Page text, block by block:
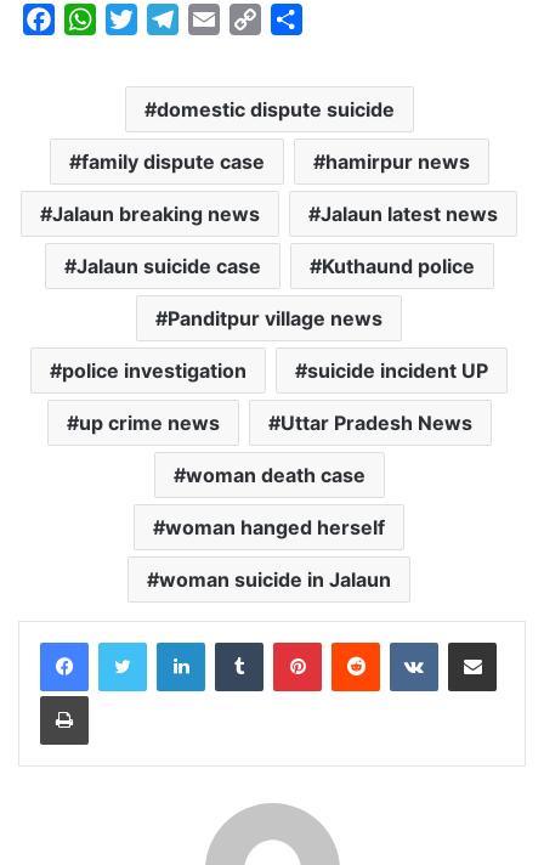
b
o
o
k
W
s
A
p
p
i
t
e
r
l
e
g
r
a
m
a
i
l
p
y
L
i
k
a
r
e
domestic dispute suicide
family dispute case hamirpur news
Jalaun breaking news Jalaun latest news
Jalaun suicide case Kuthaund police
Panditpur village news
police investigation suicide incident UP
up crime news Uttar Pradesh News
woman death case
woman hanged herself
woman suicide in Jalaun
LinkedInTumblr PinterestReddit VKontakteShare via Email
Print